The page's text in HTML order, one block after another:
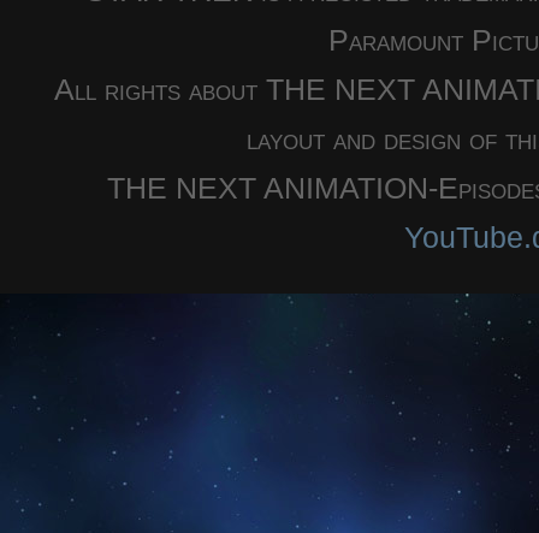
Paramount
All rights about THE NEXT
layout and design of
THE NEXT ANIMATION-